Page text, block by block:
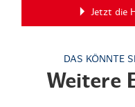
Jetzt die
DAS KÖNNTE
Weitere